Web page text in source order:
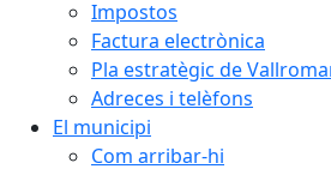
Impostos
Factura electrònica
Pla estratègic de
Adreces i telèfons
El municipi
Com arribar-hi